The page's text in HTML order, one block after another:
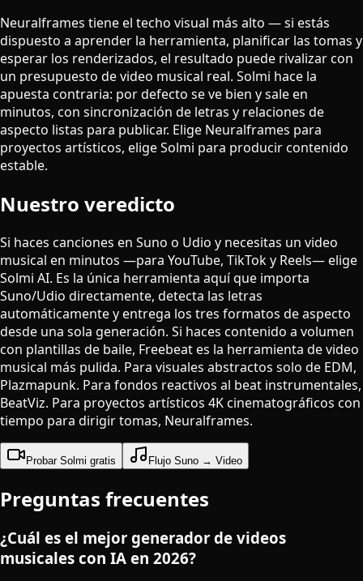
Neuralframes tiene el techo visual más alto — si estás
dispuesto a aprender la herramienta, planificar las tomas y
esperar los renderizados, el resultado puede rivalizar con
un presupuesto de video musical real. Solmi hace la
apuesta contraria: por defecto se ve bien y sale en
minutos, con sincronización de letras y relaciones de
aspecto listas para publicar. Elige Neuralframes para
proyectos artísticos, elige Solmi para producir contenido
estable.
Nuestro veredicto
Si haces canciones en Suno o Udio y necesitas un video
musical en minutos —para YouTube, TikTok y Reels— elige
Solmi AI. Es la única herramienta aquí que importa
Suno/Udio directamente, detecta las letras
automáticamente y entrega los tres formatos de aspecto
desde una sola generación. Si haces contenido a volumen
con plantillas de baile, Freebeat es la herramienta de video
musical más pulida. Para visuales abstractos solo de EDM,
Plazmapunk. Para fondos reactivos al beat instrumentales,
BeatViz. Para proyectos artísticos 4K cinematográficos con
tiempo para dirigir tomas, Neuralframes.
Probar Solmi gratis Flujo Suno → Video
Preguntas frecuentes
¿Cuál es el mejor generador de videos
musicales con IA en 2026?